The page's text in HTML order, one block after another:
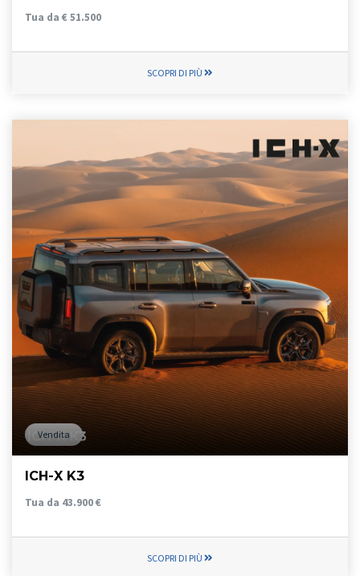
Tua da € 51.500
SCOPRI DI PIÙ
Vendita
ICH-X K3
Tua da 43.900 €
SCOPRI DI PIÙ